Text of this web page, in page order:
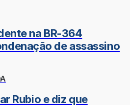
na BR-364
de assassino
Rubio e diz que